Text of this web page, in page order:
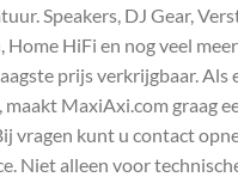
Speakers, DJ Gear,
Home HiFi en nog veel
prijs verkrijgbaar. Als
maakt MaxiAxi.com graag
vragen kunt u contact
Niet alleen voor